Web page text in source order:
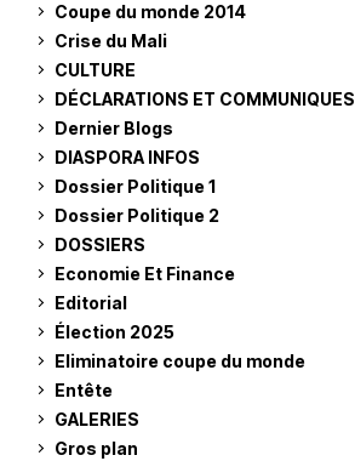
Coupe du monde 2014
Crise du Mali
CULTURE
DÉCLARATIONS ET COMMUNIQUES
Dernier Blogs
DIASPORA INFOS
Dossier Politique 1
Dossier Politique 2
DOSSIERS
Economie Et Finance
Editorial
Élection 2025
Eliminatoire coupe du monde
Entête
GALERIES
Gros plan